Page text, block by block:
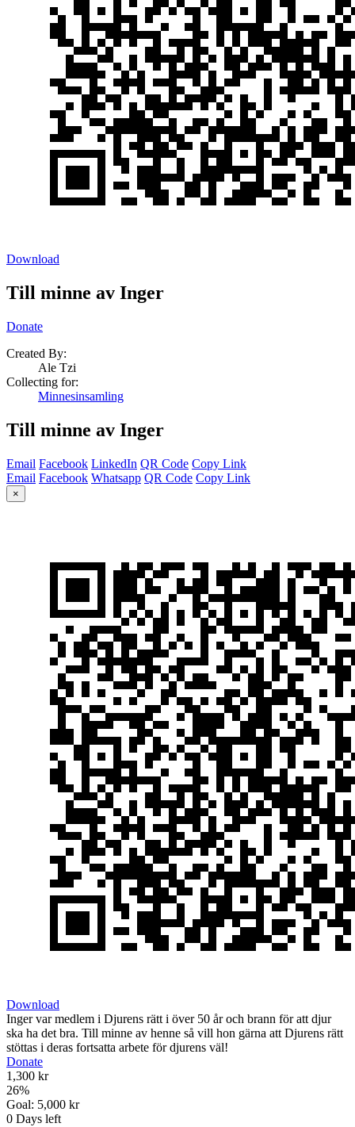
Download
Till minne av Inger
Donate
Created By:
Ale Tzi
Collecting for:
Minnesinsamling
Till minne av Inger
Email Facebook LinkedIn QR Code Copy Link
Email Facebook Whatsapp QR Code Copy Link
×
Download
Inger var medlem i Djurens rätt i över 50 år och brann för att djur
ska ha det bra. Till minne av henne så vill hon gärna att Djurens rätt
stöttas i deras fortsatta arbete för djurens väl!
Donate
1,300 kr
26%
Goal: 5,000 kr
0 Days left